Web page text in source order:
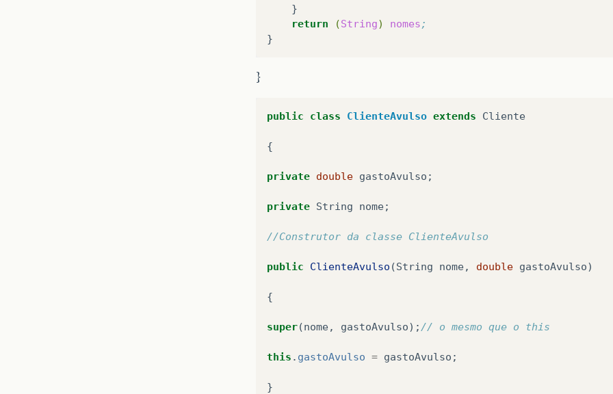
return
(String) nomes;
}
public class ClienteAvulso extends Cliente
{
private double gastoAvulso ;
private String nome;
//Construtor da classe ClienteAvulso
public ClienteAvulso (String nome, double gastoAvulso)
{
super(nome, gastoAvulso); // o mesmo que o this
this . gastoAvulso = gastoAvulso ;
}